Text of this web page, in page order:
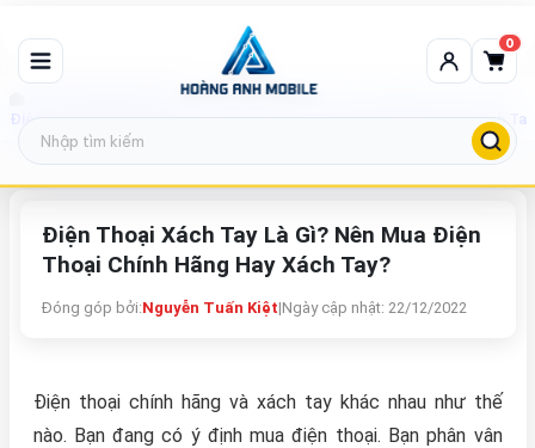
0
Điện Thoại Xách Tay Là Gì? Nên Mua Điện Thoại Chính Hãng Hay Xách
Điện Thoại Xách Tay Là Gì? Nên Mua Điện
Thoại Chính Hãng Hay Xách Tay?
Đóng góp bởi:Nguyễn Tuấn Kiệt|Ngày cập nhật: 22/12/2022
Điện thoại chính hãng và xách tay khác nhau như thế
nào. Bạn đang có ý định mua điện thoại. Bạn phân vân